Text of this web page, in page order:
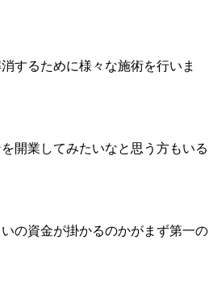
するために様々な施術を行いま
開業してみたいなと思う方もいる
の資金が掛かるのかがまず第一の